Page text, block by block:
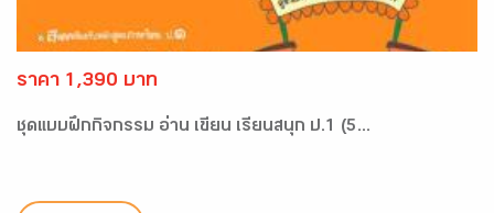
ราคา 1,390 บาท
ชุดแบบฝึกกิจกรรม อ่าน เขียน เรียนสนุก ป.1 (5...